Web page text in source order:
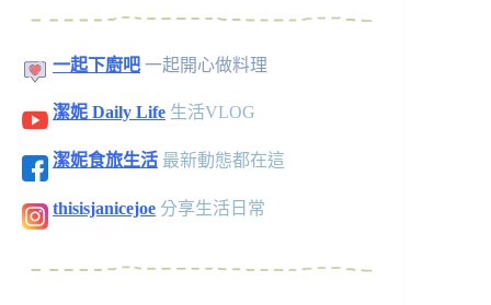
一起下廚吧 一起開心做料理
潔妮 Daily Life 生活VLOG
潔妮食旅生活 最新動態都在這
thisisjanicejoe 分享生活日常